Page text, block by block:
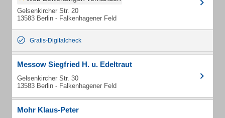
Gelsenkircher Str. 20
13583 Berlin - Falkenhagener Feld
Gratis-Digitalcheck
Messow Siegfried H. u. Edeltraut
Gelsenkircher Str. 30
13583 Berlin - Falkenhagener Feld
Mohr Klaus-Peter